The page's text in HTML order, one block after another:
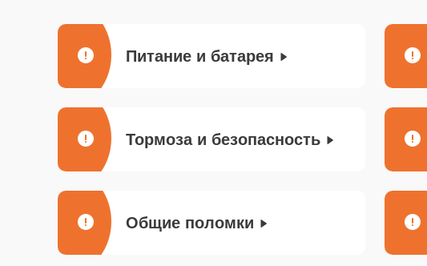
Питание и батарея
Тормоза и безопасность
Общие поломки